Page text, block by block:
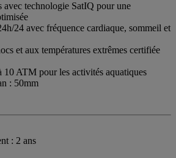
avec technologie SatIQ pour une
24 avec fréquence cardiaque, sommeil et
et aux températures extrêmes certifiée
10 ATM pour les activités aquatiques
: 50mm
: 2 ans